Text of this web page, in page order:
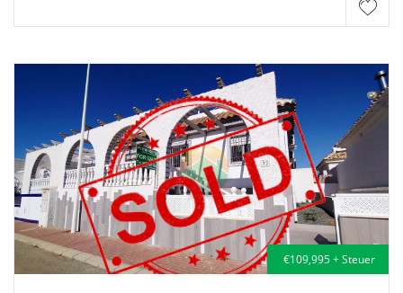
€109,995 + Steuer